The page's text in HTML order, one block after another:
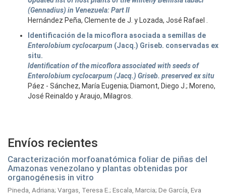
(Gennadius) in Venezuela: Part II
Hernández Peña, Clemente de J. y Lozada, José Rafael .
Identificación de la micoflora asociada a semillas de
Enterolobium cyclocarpum (Jacq.) Griseb. conservadas ex
situ.
Identification of the micoflora associated with seeds of
Enterolobium cyclocarpum (Jacq.) Griseb. preserved ex situ
Páez - Sánchez, María Eugenia; Diamont, Diego J.; Moreno,
José Reinaldo y Araujo, Milagros.
Envíos recientes
Caracterización morfoanatómica foliar de piñas del
Amazonas venezolano y plantas obtenidas por
organogénesis in vitro
Pineda, Adriana; Vargas, Teresa E.; Escala, Marcia; De García, Eva